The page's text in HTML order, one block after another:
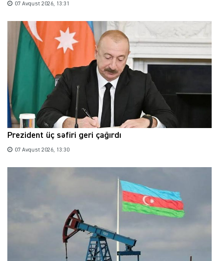
07 Avqust 2026, 13:31
Prezident üç səfiri geri çağırdı
07 Avqust 2026, 13:30